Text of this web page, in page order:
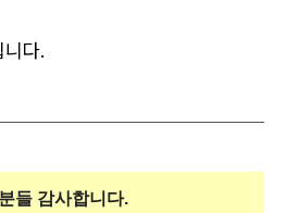
다.
분들 감사합니다.